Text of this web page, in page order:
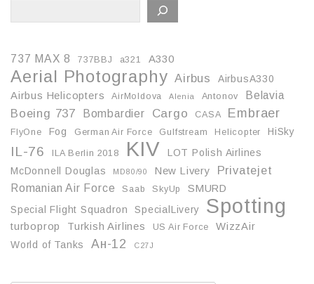
737 MAX 8 737BBJ a321 A330
Aerial Photography Airbus
AirbusA330
Airbus Helicopters
AirMoldova Alenia Antonov Belavia
Boeing 737 Bombardier Cargo CASA Embraer
FlyOne Fog German Air Force Gulfstream Helicopter HiSky
IL-76 ILA Berlin 2018 KIV
LOT Polish Airlines
McDonnell Douglas
MD80/90 New Livery Privatejet
Romanian Air Force Saab SkyUp
SMURD
Special Flight Squadron
SpecialLivery Spotting
turboprop Turkish Airlines US Air Force
WizzAir
World of Tanks
Ан-12 С27J